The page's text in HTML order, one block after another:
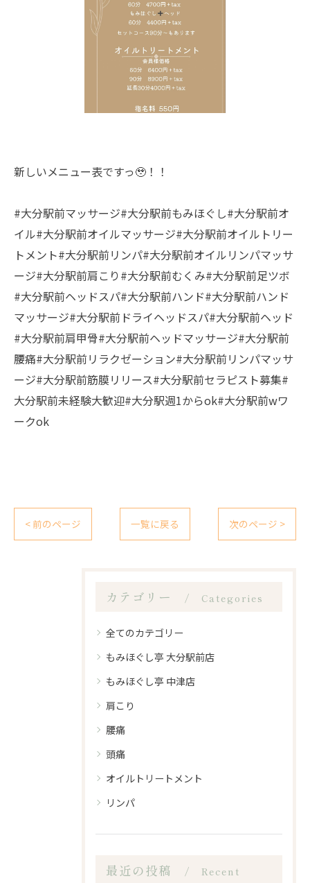
新しいメニュー表ですっ🥹！！
#大分駅前マッサージ#大分駅前もみほぐし#大分駅前オ
イル#大分駅前オイルマッサージ#大分駅前オイルトリー
トメント#大分駅前リンパ#大分駅前オイルリンパマッサ
ージ#大分駅前肩こり#大分駅前むくみ#大分駅前足ツボ
#大分駅前ヘッドスパ#大分駅前ハンド#大分駅前ハンド
マッサージ#大分駅前ドライヘッドスパ#大分駅前ヘッド
#大分駅前肩甲骨#大分駅前ヘッドマッサージ#大分駅前
腰痛#大分駅前リラクゼーション#大分駅前リンパマッサ
ージ#大分駅前筋膜リリース#大分駅前セラピスト募集#
大分駅前未経験大歓迎#大分駅週1からok#大分駅前wワ
ークok
< 前のページ 一覧に戻る 次のページ >
カテゴリー Categories
全てのカテゴリー
もみほぐし亭 大分駅前店
もみほぐし亭 中津店
肩こり
腰痛
頭痛
オイルトリートメント
リンパ
最近の投稿
Recent